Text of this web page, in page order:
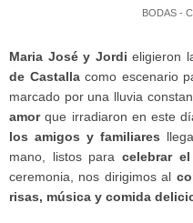
BODAS -
Maria José y Jordi eligieron
de Castallacomo escenario
marcado por una lluvia
amorque irradiaron en este
los amigos y familiares
mano, listos para celebrar
ceremonia, nos dirigimos al
risas, música y comida